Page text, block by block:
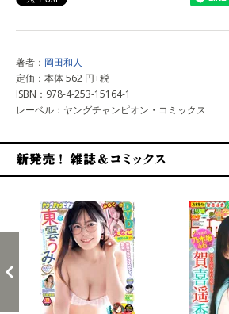
著者： 岡田和人
定価：本体 562 円+税
ISBN：978-4-253-15164-1
レーベル：ヤングチャンピオン・コミックス